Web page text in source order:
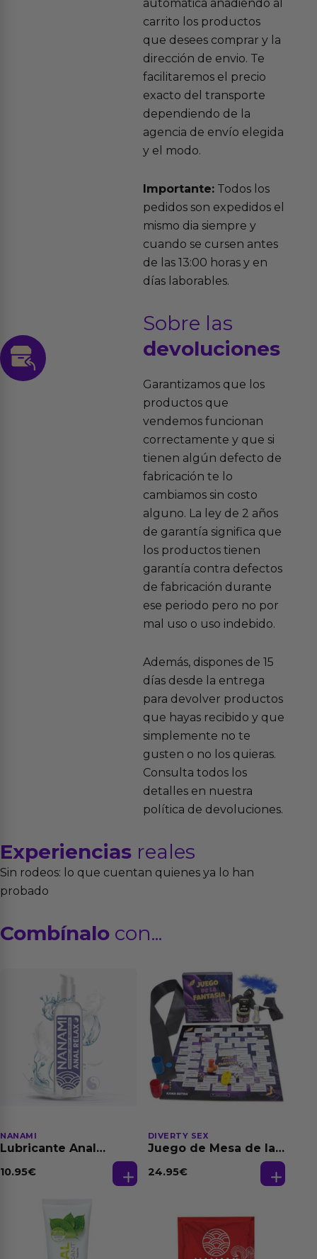
automática añadiendo al
carrito los productos
que desees comprar y la
dirección de envio. Te
facilitaremos el precio
exacto del transporte
dependiendo de la
agencia de envío elegida
y el modo.
Importante:Todos los
pedidos son expedidos el
mismo dia siempre y
cuando se cursen antes
de las 13:00 horas y en
días laborables.
Sobre las
devoluciones
Garantizamos que los
productos que
vendemos funcionan
correctamente y que si
tienen algún defecto de
fabricación te lo
cambiamos sin costo
alguno. La ley de 2 años
de garantía significa que
los productos tienen
garantía contra defectos
de fabricación durante
ese periodo pero no por
mal uso o uso indebido.
Además, dispones de 15
días desde la entrega
para devolver productos
que hayas recibido y que
simplemente no te
gusten o no los quieras.
Consulta todos los
detalles en nuestra
política de devoluciones.
Experiencias reales
Sin rodeos: lo que cuentan quienes ya lo han
probado
Combínalo con...
NANAMI
Lubricante Anal
Dilatación Base Agua
10.95€
DIVERTY SEX
Juego de Mesa de las
24.95€